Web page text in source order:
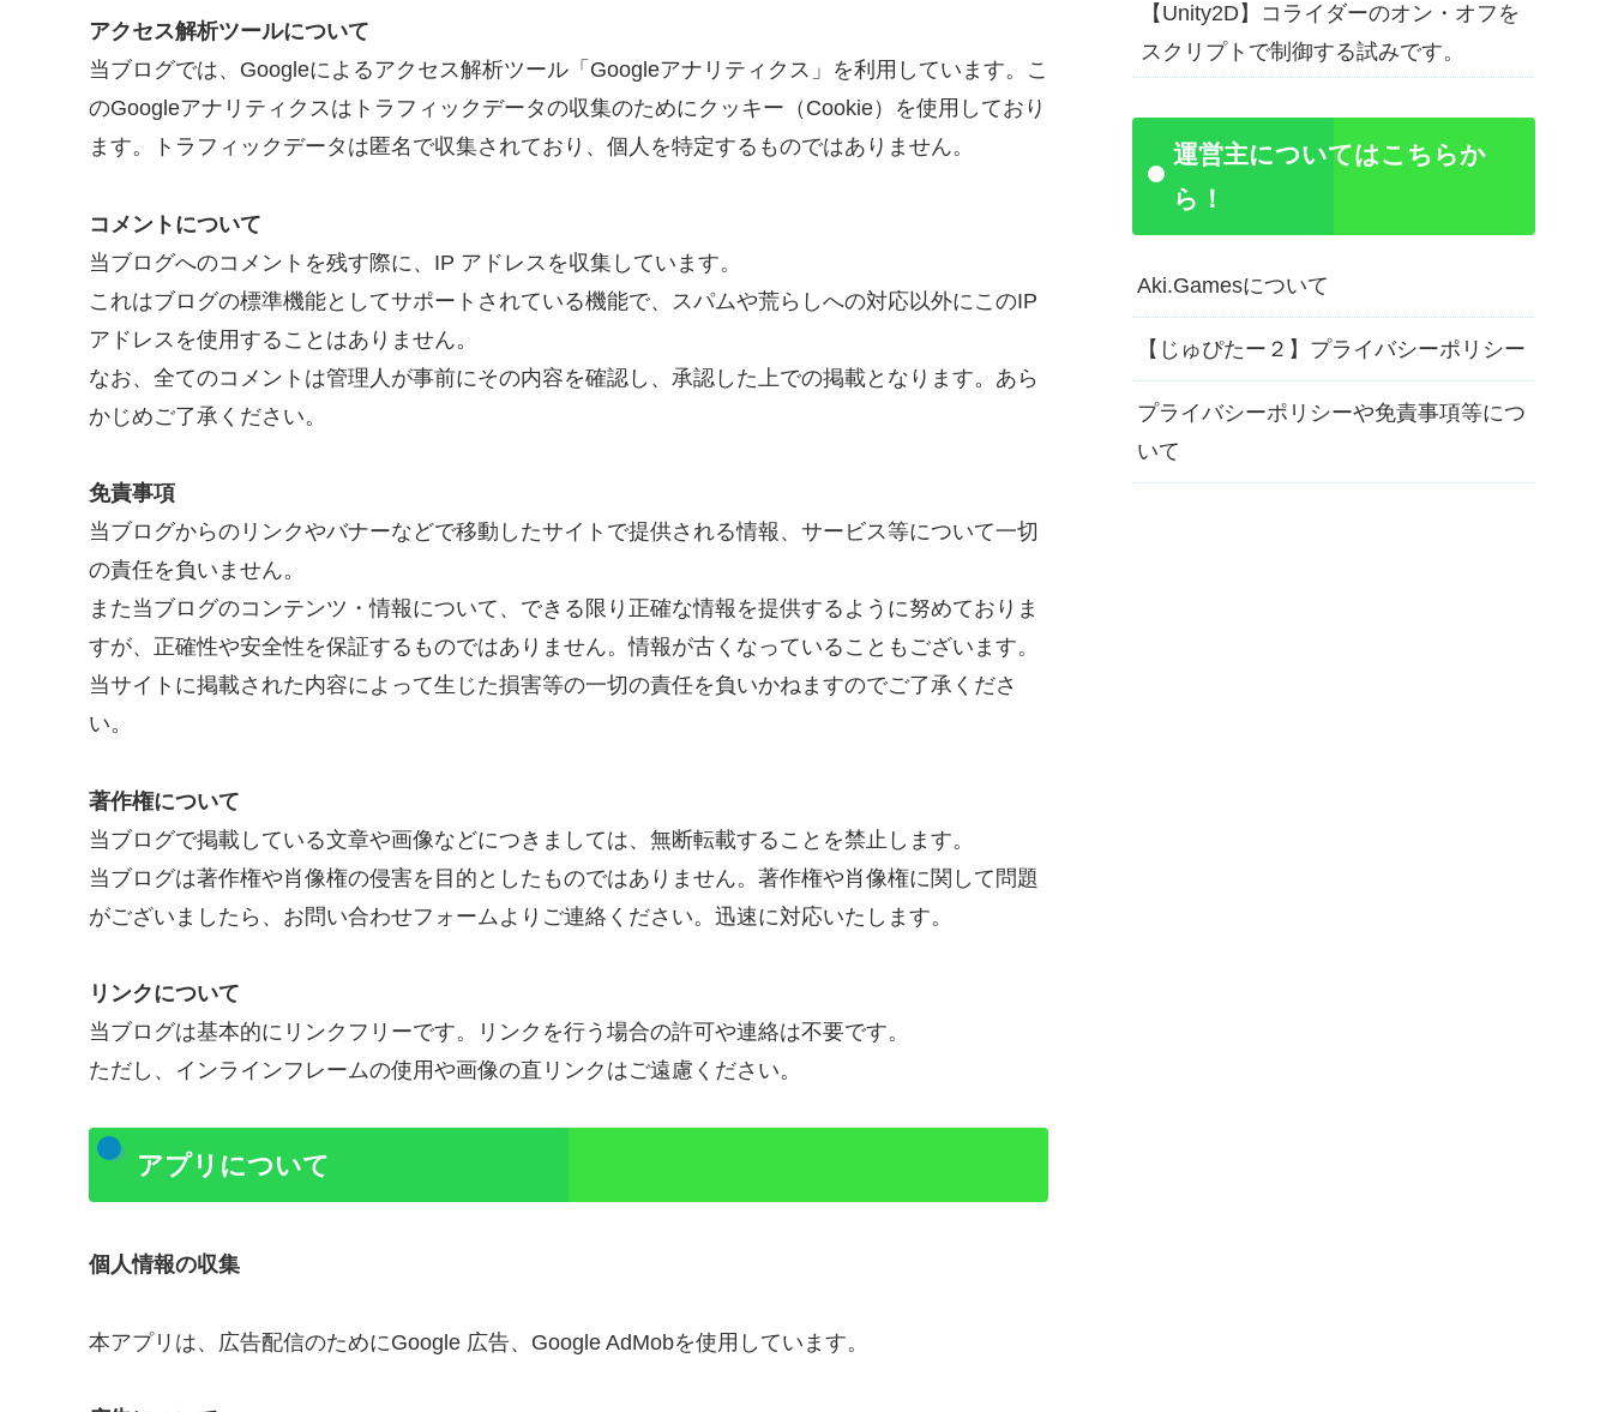
アクセス解析ツールについて
当ブログでは、Googleによるアクセス解析ツール「Googleアナリティクス」を利用しています。こ
のGoogleアナリティクスはトラフィックデータの収集のためにクッキー（Cookie）を使用しており
ます。トラフィックデータは匿名で収集されており、個人を特定するものではありません。
コメントについて
当ブログへのコメントを残す際に、IP アドレスを収集しています。
これはブログの標準機能としてサポートされている機能で、スパムや荒らしへの対応以外にこのIP
アドレスを使用することはありません。
なお、全てのコメントは管理人が事前にその内容を確認し、承認した上での掲載となります。あら
かじめご了承ください。
免責事項
当ブログからのリンクやバナーなどで移動したサイトで提供される情報、サービス等について一切
の責任を負いません。
また当ブログのコンテンツ・情報について、できる限り正確な情報を提供するように努めておりま
すが、正確性や安全性を保証するものではありません。情報が古くなっていることもございます。
当サイトに掲載された内容によって生じた損害等の一切の責任を負いかねますのでご了承くださ
い。
著作権について
当ブログで掲載している文章や画像などにつきましては、無断転載することを禁止します。
当ブログは著作権や肖像権の侵害を目的としたものではありません。著作権や肖像権に関して問題
がございましたら、お問い合わせフォームよりご連絡ください。迅速に対応いたします。
リンクについて
当ブログは基本的にリンクフリーです。リンクを行う場合の許可や連絡は不要です。
ただし、インラインフレームの使用や画像の直リンクはご遠慮ください。
アプリについて
個人情報の収集
本アプリは、広告配信のためにGoogle 広告、Google AdMobを使用しています。
【Unity2D】コライダーのオン・オフを
スクリプトで制御する試みです。
運営主についてはこちらか
ら！
Aki.Gamesについて
【じゅぴたー２】プライバシーポリシー
プライバシーポリシーや免責事項等につ
いて